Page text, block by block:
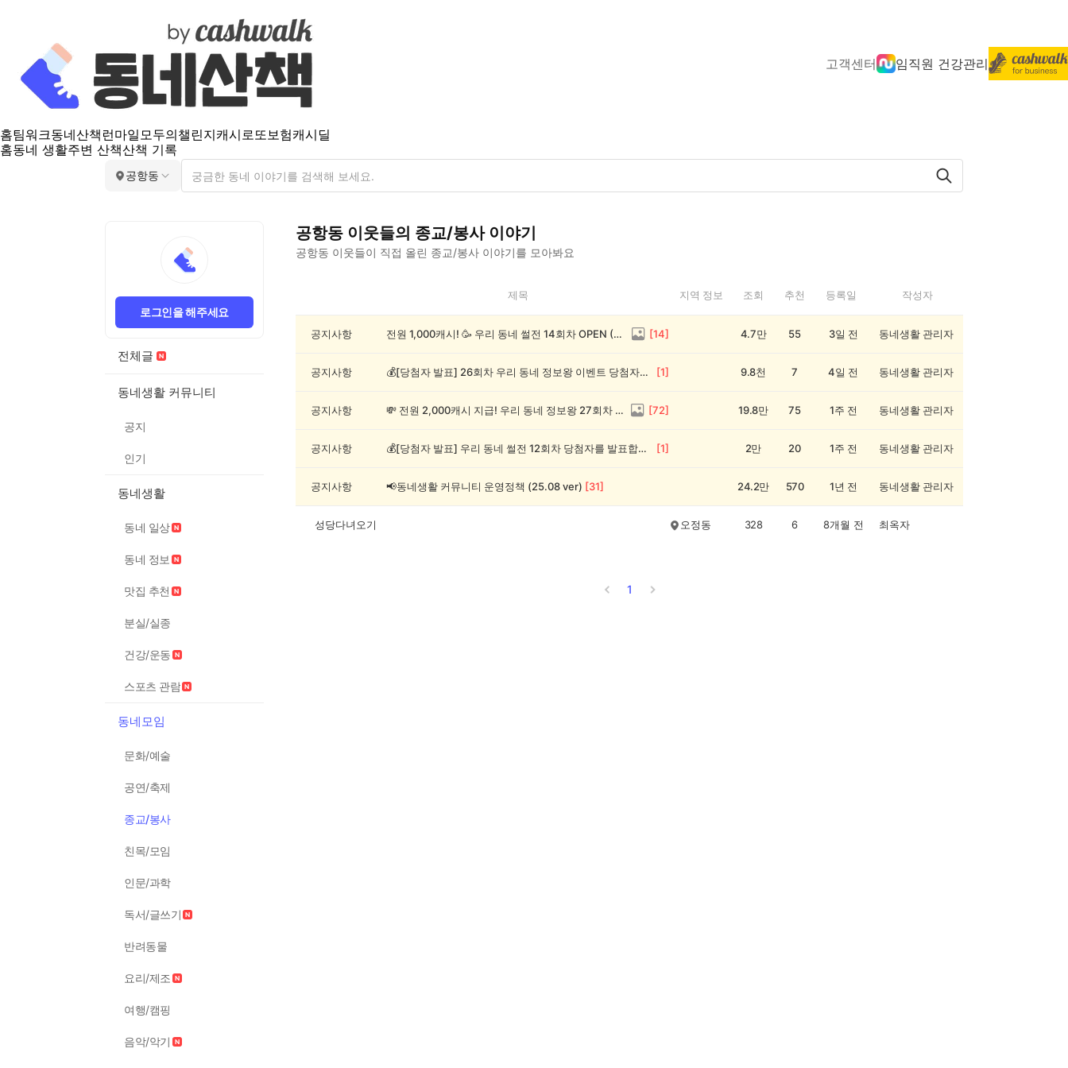
고객센터 임직원 건강관리
홈팀워크동네산책 런마일모두의챌린지캐시로또보험캐시딜
홈동네 생활주변 산책산책 기록
공항동
로그인을 해주세요
전체글
동네생활 커뮤니티
공지
인기
동네생활
동네 일상
동네 정보
맛집 추천
분실/실종
건강/운동
스포츠 관람
동네모임
문화/예술
공연/축제
종교/봉사
친목/모임
인문/과학
독서/글쓰기
반려동물
요리/제조
여행/캠핑
음악/악기
공항동 이웃들의 종교/봉사이야기
공항동 이웃들이 직접 올린 종교/봉사 이야기를 모아봐요
동
제목 지역 정보 조회 추천 등록일 작성자
공지사항 전원 1,000캐시! 🥳 우리 동네 썰전 14회차 OPEN (~8/17) [14] 4.7만 55 3일 전 동네생활 관리자
공지사항 💰[당첨자 발표] 26회차 우리 동네 정보왕 이벤트 당첨자를 발표합니다! [1] 9.8천 7 4일 전 동네생활 관리자
공지사항 💸 전원 2,000캐시 지급! 우리 동네 정보왕 27회차 (~8/10) [72] 19.8만 75 1주 전 동네생활 관리자
공지사항 💰[당첨자 발표] 우리 동네 썰전 12회차 당첨자를 발표합니다! [1] 2만 20 1주 전 동네생활 관리자
공지사항 📢동네생활 커뮤니티 운영정책 (25.08 ver) [31] 24.2만 570 1년 전 동네생활 관리자
성당다녀오기 오정동 328 6 8개월 전 최옥자
1